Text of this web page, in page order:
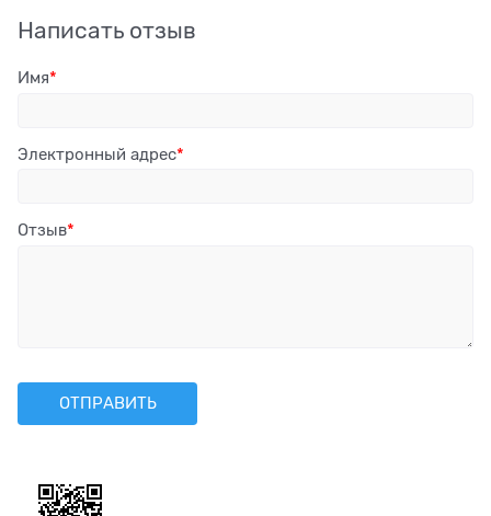
Написать отзыв
Имя
Электронный адрес
Отзыв